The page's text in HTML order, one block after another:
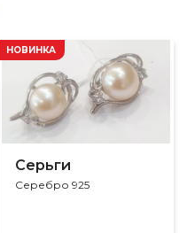
Серьги
Серебро 925
НОВИНКА